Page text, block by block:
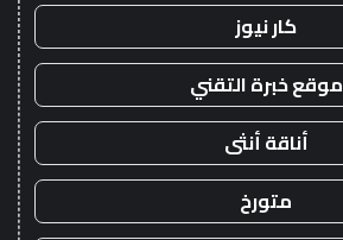
كار نيوز
موقع خبرة التقني
أناقة أنثى
متورخ